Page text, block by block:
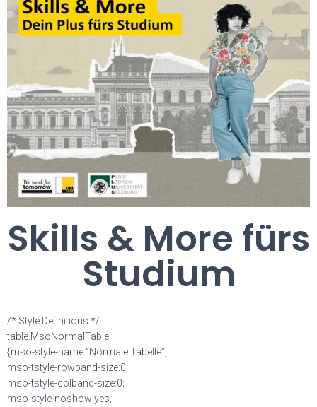
Skills & More fürs
Studium
/* Style Definitions */
table.MsoNormalTable
{mso-style-name:”Normale Tabelle”;
mso-tstyle-rowband-size:0;
mso-tstyle-colband-size:0;
mso-style-noshow:yes;